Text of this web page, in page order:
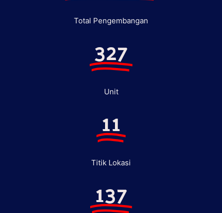
Total Pengembangan
327
Unit
11
Titik Lokasi
137